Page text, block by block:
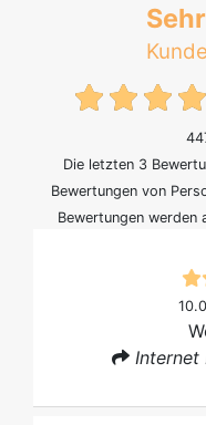
Die letzten 3
Bewertungen von
Bewertungen
Internet